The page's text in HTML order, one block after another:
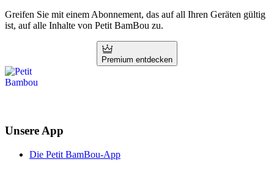
Greifen Sie mit einem Abonnement, das auf all Ihren Geräten gültig
ist, auf alle Inhalte von Petit BamBou zu.
Premium entdecken
Unsere App
Die Petit BamBou-App